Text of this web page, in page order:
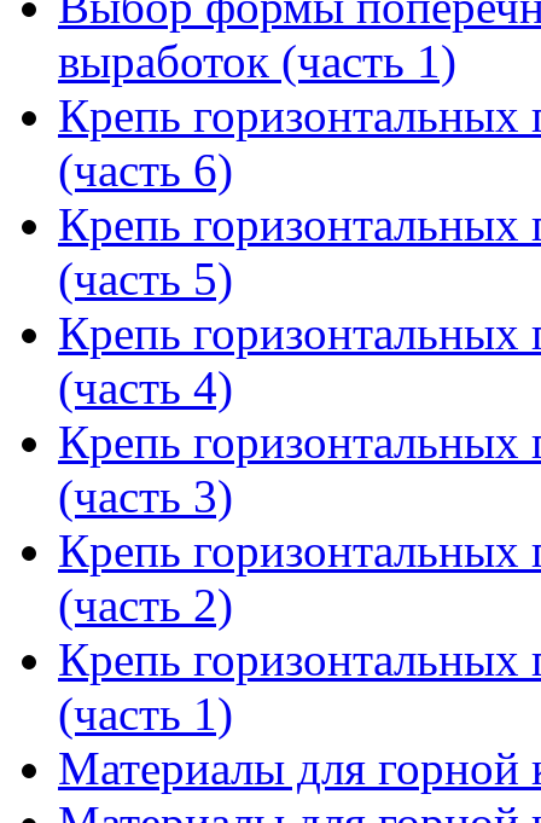
выработок (часть 1)
Крепь горизонтальных
(часть 6)
Крепь горизонтальных
(часть 5)
Крепь горизонтальных
(часть 4)
Крепь горизонтальных
(часть 3)
Крепь горизонтальных
(часть 2)
Крепь горизонтальных
(часть 1)
Материалы для горной